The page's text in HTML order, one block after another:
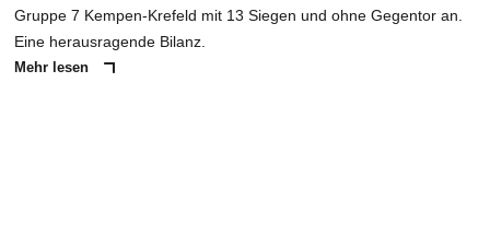
Gruppe 7 Kempen-Krefeld mit 13 Siegen und ohne Gegentor an.
Eine herausragende Bilanz.
Mehr lesen